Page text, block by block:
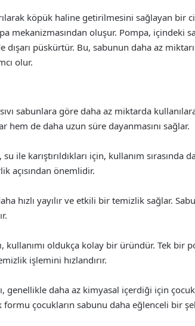
köpük haline getirilmesini sağlayan bir
mekanizmasından oluşur. Pompa, içindeki
dışarı püskürtür. Bu, sabunun daha az
olur.
sabunlara göre daha az miktarda
de daha uzun süre dayanmasını sağlar.
ile karıştırıldıkları için, kullanım sırasında
açısından önemlidir.
hızlı yayılır ve etkili bir temizlik sağlar.
oldukça kolay bir üründür. Tek bir
işlemini hızlandırır.
genellikle daha az kimyasal içerdiği için
çocukların sabunu daha eğlenceli bir